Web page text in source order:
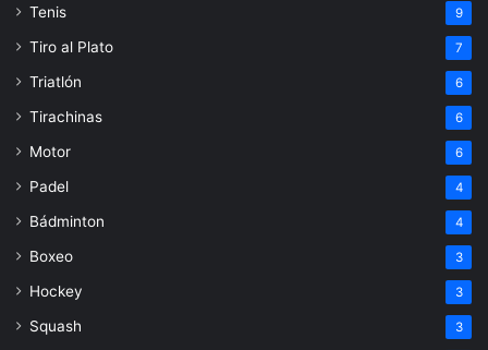
Tenis 9
Tiro al Plato 7
Triatlón 6
Tirachinas 6
Motor 6
Padel 4
Bádminton 4
Boxeo 3
Hockey 3
Squash 3